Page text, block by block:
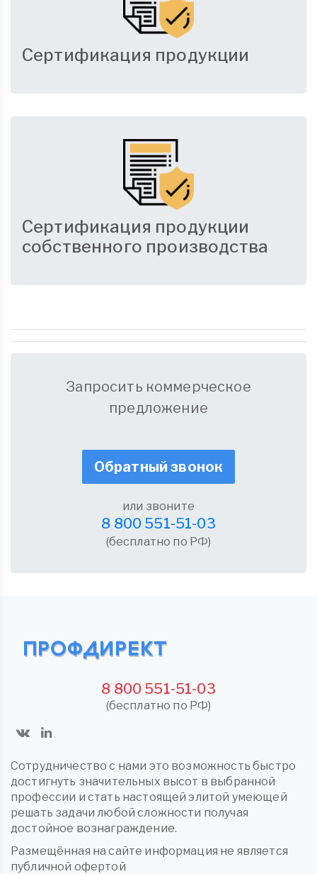
Сертификация продукции
Сертификация продукции
собственного производства
Запросить коммерческое
предложение
Обратный звонок
или звоните
8 800 551-51-03
(бесплатно по РФ)
8 800 551-51-03
(бесплатно по РФ)
Сотрудничество с нами это возможность быстро
достигнуть значительных высот в выбранной
профессии и стать настоящей элитой умеющей
решать задачи любой сложности получая
достойное вознаграждение.
Размещённая на сайте информация не является
публичной офертой